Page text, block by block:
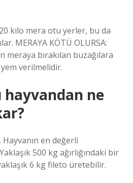
kilo mera otu yerler, bu da
MERAYA KÖTÜ OLURSA:
bırakılan buzağılara
verilmelidir.
hayvandan ne
en değerli
500 kg ağırlığındaki bir
6 kg fileto üretebilir.